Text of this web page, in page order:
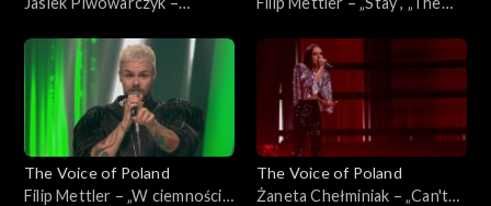
Poland”, Live 3, 22 listopada
2025
listopada 2025
The Voice of Poland
Filip Mettler – „W ciemności”,
The Voice of Poland
Żaneta Chełminiak – „Can't